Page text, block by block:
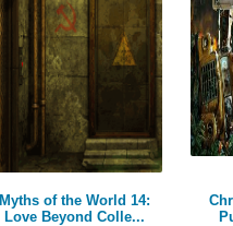
Myths of the World 14:
Love Beyond Colle...